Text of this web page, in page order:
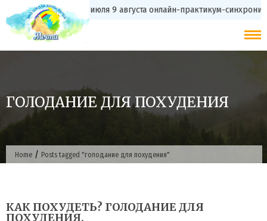
to
content
с 20 июля 9 августа онлайн-практикум-
ГОЛОДАНИЕ ДЛЯ ПОХУДЕНИЯ
Home / Posts tagged "голодание для похудения"
КАК ПОХУДЕТЬ? ГОЛОДАНИЕ ДЛЯ
ПОХУДЕНИЯ.